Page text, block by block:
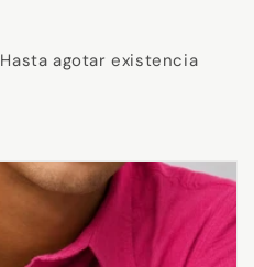
Hasta agotar existencia